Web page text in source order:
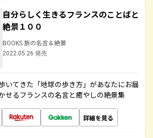
自分らしく生きるフランスのことばと
絶景１００
BOOKS 旅の名言＆絶景
2022.05.26 発売
いてきた「地球の歩き方」があなたにお届
せるフランスの名言と癒やしの絶景集
詳細を見る